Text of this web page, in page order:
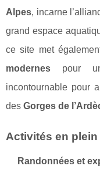
Alpes, incarne
grand espace
ce site met
modernes pour
incontournable pour
des Gorges de
Activités en plein
Randonnées et